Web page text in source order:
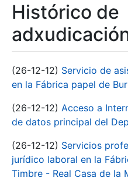
Histórico de
(26-12-12) Servicio de
en la Fábrica papel de
(26-12-12) Acceso a
de datos principal del
(26-12-12) Servicios
jurídico laboral en la
Timbre - Real Casa de la